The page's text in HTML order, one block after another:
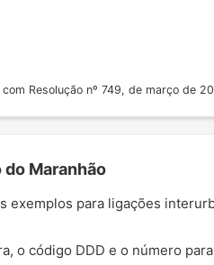
Resolução nº 749, de março de
do Maranhão
exemplos para ligações
o código DDD e o número